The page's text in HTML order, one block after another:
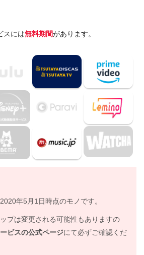
:インポッシブル/フォールアウト』キャス
:インポッシブル/フォールアウト』制作ス
:インポッシブル/フォールアウト』は日本
る
ポッシブル/フォールアウト』を見た
連作品
:インポッシブル/フォールアウト』の
やPandoraではなく、配信サービスで
め
スには無料期間があります。
年5月1日時点のモノです。
プは変更される可能性もありますの
ビスの公式ページにて必ずご確認くだ